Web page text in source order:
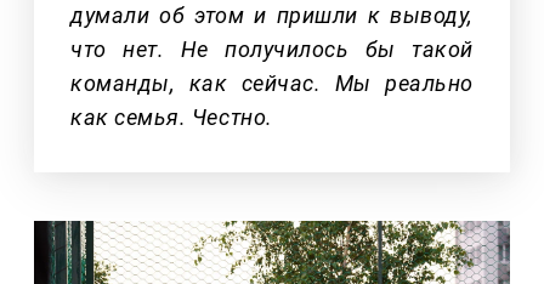
думали об этом и пришли к выводу,
что нет. Не получилось бы такой
команды, как сейчас. Мы реально
как семья. Честно.